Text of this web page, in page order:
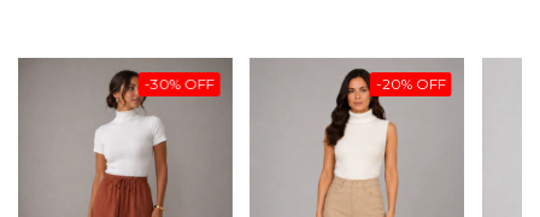
-30% OFF -20% OFF